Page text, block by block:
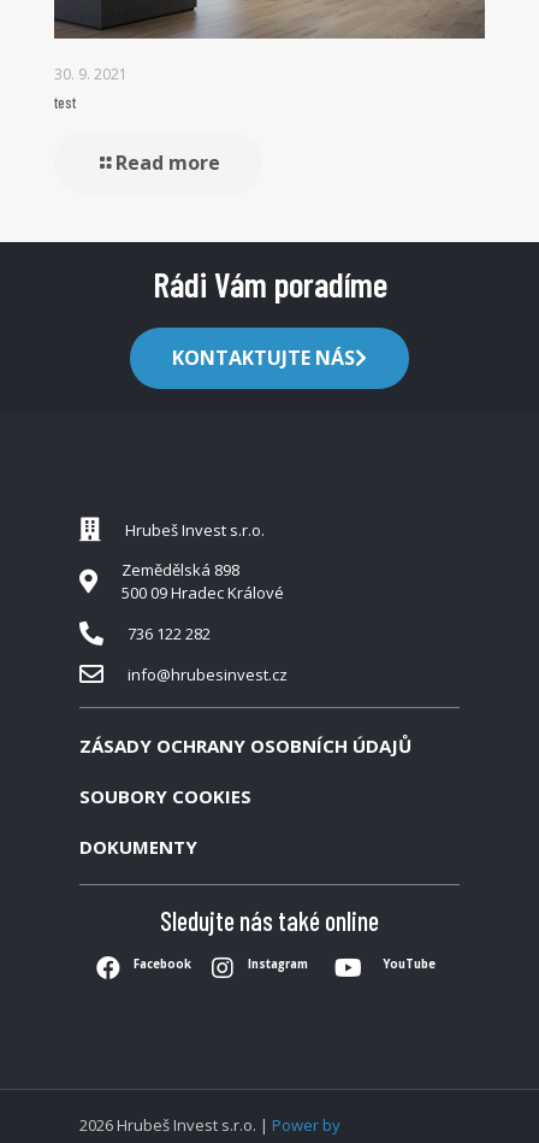
30. 9. 2021
test
Read more
Rádi Vám poradíme
KONTAKTUJTE NÁS
Hrubeš Invest s.r.o.
Zemědělská 898
500 09 Hradec Králové
736 122 282
info@hrubesinvest.cz
ZÁSADY OCHRANY OSOBNÍCH ÚDAJŮ
SOUBORY COOKIES
DOKUMENTY
Sledujte nás také online
Facebook Instagram YouTube
2026 Hrubeš Invest s.r.o. | Power by